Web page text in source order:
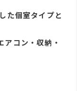
た個室タイプと
アコン・収納・